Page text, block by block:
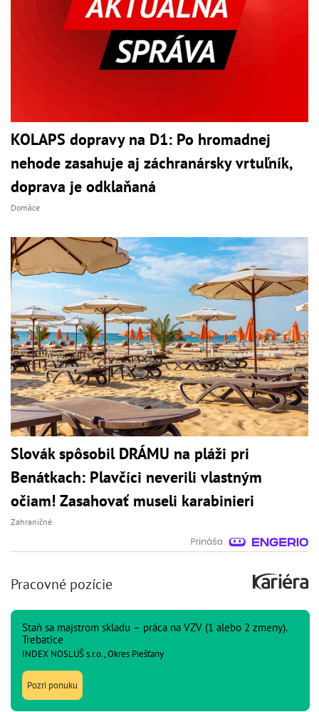
KOLAPS dopravy na D1: Po hromadnej
nehode zasahuje aj záchranársky vrtuľník,
doprava je odklaňaná
Domáce
Slovák spôsobil DRÁMU na pláži pri
Benátkach: Plavčíci neverili vlastným
očiam! Zasahovať museli karabinieri
Zahraničné
Pracovné pozície
Staň sa majstrom skladu – práca na VZV (1 alebo 2 zmeny).
Trebatice
INDEX NOSLUŠ s.r.o., Okres Piešťany
Pozri ponuku